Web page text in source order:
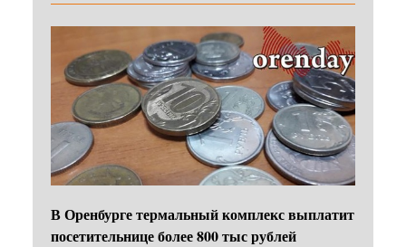
В Оренбурге термальный комплекс выплатит
посетительнице более 800 тыс рублей